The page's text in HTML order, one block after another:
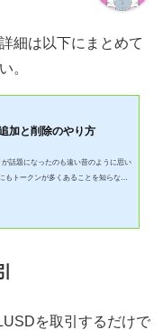
細は以下にまとめて
。
加と削除のやり方
話題になったのも遠い昔のように思い
もトークンが多くあることを知らない
を取引するだけで